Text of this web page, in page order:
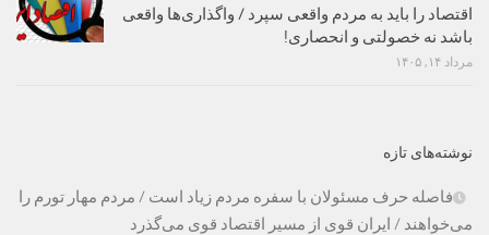
اقتصاد را باید به مردم واقعی سپرد / واگذاری‌ها واقعی
باشد نه خصولتی و انحصاری!
مرداد ۱۴, ۱۴۰۵
نوشته‌های تازه
فاصله حرف مسئولان با سفره مردم زیاد است / مردم مهار تورم را
می‌خواهند / ایران قوی از مسیر اقتصاد قوی می‌گذرد